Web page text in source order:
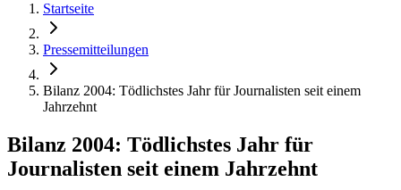
Startseite
Pressemitteilungen
Bilanz 2004: Tödlichstes Jahr für Journalisten seit einem
Jahrzehnt
Bilanz 2004: Tödlichstes Jahr für
Journalisten seit einem Jahrzehnt